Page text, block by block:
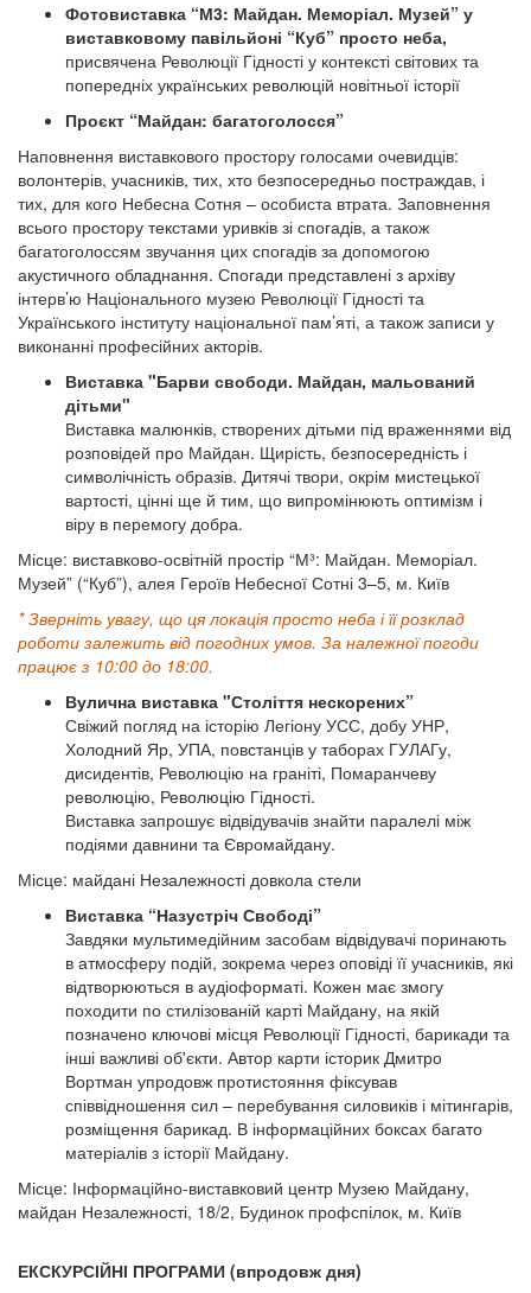
Фотовиставка “М3: Майдан. Меморіал. Музей” у
виставковому павільйоні “Куб” просто неба,
присвячена Революції Гідності у контексті світових та
попередніх українських революцій новітньої історії
Проєкт “Майдан: багатоголосся”
Наповнення виставкового простору голосами очевидців:
волонтерів, учасників, тих, хто безпосередньо постраждав, і
тих, для кого Небесна Сотня – особиста втрата. Заповнення
всього простору текстами уривків зі спогадів, а також
багатоголоссям звучання цих спогадів за допомогою
акустичного обладнання. Спогади представлені з архіву
інтерв’ю Національного музею Революції Гідності та
Українського інституту національної пам’яті, а також записи у
виконанні професійних акторів.
Виставка "Барви свободи. Майдан, мальований
дітьми"
Виставка малюнків, створених дітьми під враженнями від
розповідей про Майдан. Щирість, безпосередність і
символічність образів. Дитячі твори, окрім мистецької
вартості, цінні ще й тим, що випромінюють оптимізм і
віру в перемогу добра.
Місце: виставково-освітній простір “М³: Майдан. Меморіал.
Музей” (“Куб”), алея Героїв Небесної Сотні 3–5, м. Київ
* Зверніть увагу, що ця локація просто неба і її розклад
роботи залежить від погодних умов. За належної погоди
працює з 10:00 до 18:00.
Вулична виставка "Століття нескорених”
Свіжий погляд на історію Легіону УСС, добу УНР,
Холодний Яр, УПА, повстанців у таборах ГУЛАГу,
дисидентів, Революцію на граніті, Помаранчеву
революцію, Революцію Гідності.
Виставка запрошує відвідувачів знайти паралелі між
подіями давнини та Євромайдану.
Місце: майдані Незалежності довкола стели
Виставка “Назустріч Свободі”
Завдяки мультимедійним засобам відвідувачі поринають
в атмосферу подій, зокрема через оповіді її учасників, які
відтворюються в аудіоформаті. Кожен має змогу
походити по стилізованій карті Майдану, на якій
позначено ключові місця Революції Гідності, барикади та
інші важливі об'єкти. Автор карти історик Дмитро
Вортман упродовж протистояння фіксував
співвідношення сил – перебування силовиків і мітингарів,
розміщення барикад. В інформаційних боксах багато
матеріалів з історії Майдану.
Місце: Інформаційно-виставковий центр Музею Майдану,
майдан Незалежності, 18/2, Будинок профспілок, м. Київ
ЕКСКУРСІЙНІ ПРОГРАМИ (впродовж дня)